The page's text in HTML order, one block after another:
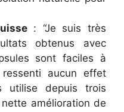
: “Je suis très
obtenus avec
sont faciles à
aucun effet
utilise depuis trois
amélioration de